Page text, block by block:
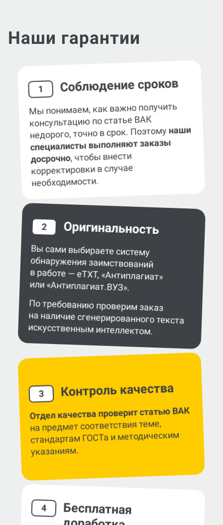
Наши гарантии
1 Соблюдение сроков
Мы понимаем, как важно получить
консультацию по статье ВАК
недорого, точно в срок. Поэтомунаши
специалисты выполняют заказы
досрочно, чтобы внести
корректировки в случае
необходимости.
2 Оригинальность
Вы сами выбираете систему
обнаружения заимствований
в работе — eTXT, «Антиплагиат»
или «Антиплагиат.ВУЗ».
По требованию проверим заказ
на наличие сгенерированного текста
искусственным интеллектом.
3 Контроль качества
Отдел качества проверит статью ВАК
на предмет соответствия теме,
стандартам ГОСТа и методическим
указаниям.
4 Бесплатная